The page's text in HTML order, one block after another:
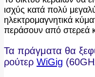
ισχύς κατά πολύ
ηλεκτρομαγνητικά
περάσουν από στερεά
Τα πράγματα θα
ρούτερ WiGig